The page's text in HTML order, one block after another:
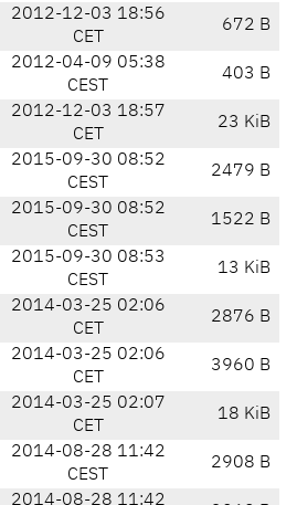
2012-12-03 18:56
CET
672 B
2012-04-09 05:38
CEST
403 B
2012-12-03 18:57
CET
23 KiB
2015-09-30 08:52
CEST
2479 B
2015-09-30 08:52
CEST
1522 B
2015-09-30 08:53
CEST
13 KiB
2014-03-25 02:06
CET
2876 B
2014-03-25 02:06
CET
3960 B
2014-03-25 02:07
CET
18 KiB
2014-08-28 11:42
CEST
2908 B
2014-08-28 11:42